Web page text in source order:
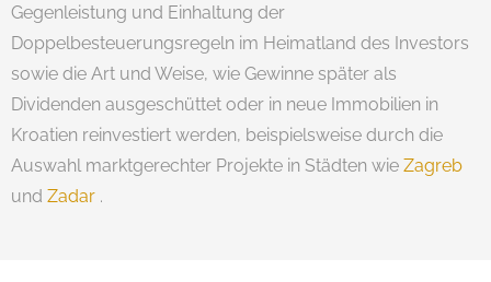
Gegenleistung und Einhaltung der
Doppelbesteuerungsregeln im Heimatland des Investors
sowie die Art und Weise, wie Gewinne später als
Dividenden ausgeschüttet oder in neue Immobilien in
Kroatien reinvestiert werden, beispielsweise durch die
Auswahl marktgerechter Projekte in Städten wie Zagreb
und Zadar .